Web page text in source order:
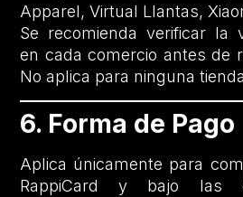
Apparel, Virtual Llantas,
Se recomienda verificar la
en cada comercio antes de
No aplica para ninguna
6. Forma de Pago
Aplica únicamente para
RappiCard y bajo las